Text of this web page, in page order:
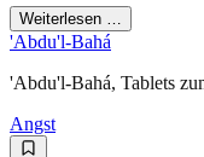
Weiterlesen …
'Abdu'l-Bahá
'Abdu'l-Bahá, Tablets
Angst